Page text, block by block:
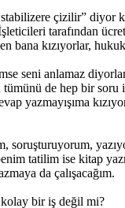
stabilizere çizilir” diyor
tarafından
bana kızıyorlar,
seni anlamaz
tümünü de hep bir
yazmayışıma
soruşturuyorum,
tatilim ise kitap
da çalışacağım.
kolay bir iş değil mi?